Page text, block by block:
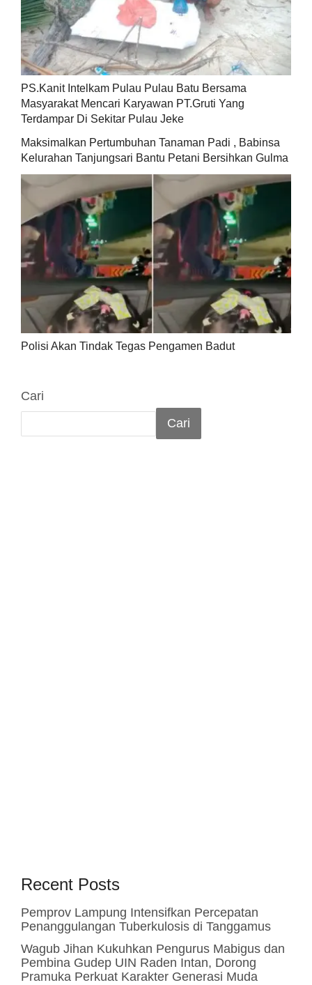
PS.Kanit Intelkam Pulau Pulau Batu Bersama
Masyarakat Mencari Karyawan PT.Gruti Yang
Terdampar Di Sekitar Pulau Jeke
Maksimalkan Pertumbuhan Tanaman Padi , Babinsa
Kelurahan Tanjungsari Bantu Petani Bersihkan Gulma
Polisi Akan Tindak Tegas Pengamen Badut
Cari
Cari
Recent Posts
Pemprov Lampung Intensifkan Percepatan
Penanggulangan Tuberkulosis di Tanggamus
Wagub Jihan Kukuhkan Pengurus Mabigus dan
Pembina Gudep UIN Raden Intan, Dorong
Pramuka Perkuat Karakter Generasi Muda